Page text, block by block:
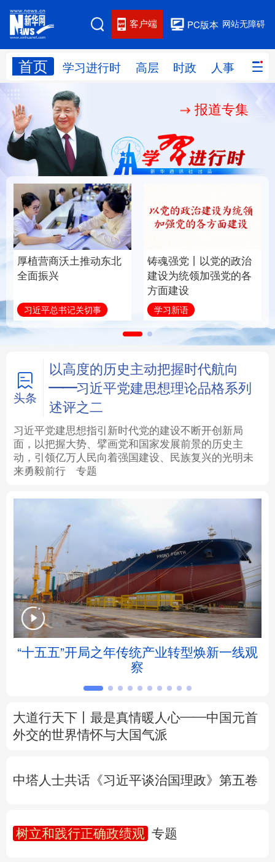
网站无障碍
PC版本
客户端
首页 学习进行时 高层 时政 人事 国际
网站地图
学习进行时 人事
国际 财经 网评
思客智库 全球连线 教育
科技 科创 量子 体育
文化 书画
访谈 视频 图片 政务
信息化 数字经济
学术中国 乡村振兴 银龄 溯源中国
城市 旅游 能源 会展
彩票 娱乐 时尚 悦读
公益 一带一路 亚太网 上市公司
地方频道
北京 天津 河北 山西
辽宁 吉林 上海 江苏
浙江 安徽 福建 江西
四川 贵州 云南
报道专集
厚植营商沃土推动东北
全面振兴
习近平总书记关切事
铸魂强党丨以党的政治
建设为统领加强党的各
方面建设
学习新语
头条
以高度的历史主动把握时代航向
——习近平党建思想理论品格系列
述评之二
习近平党建思想指引新时代党的建设不断开创新局
面，以把握大势、擘画党和国家发展前景的历史主
动，引领亿万人民向着强国建设、民族复兴的光明未
来勇毅前行
专题
“十五五”开局之年传统产业转型焕新一线观
察
大道行天下丨最是真情暖人心——中国元首
外交的世界情怀与大国气派
中塔人士共话《习近平谈治国理政》第五卷
树立和践行正确政绩观 专题